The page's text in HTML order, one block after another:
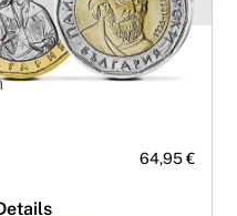
64,95 €